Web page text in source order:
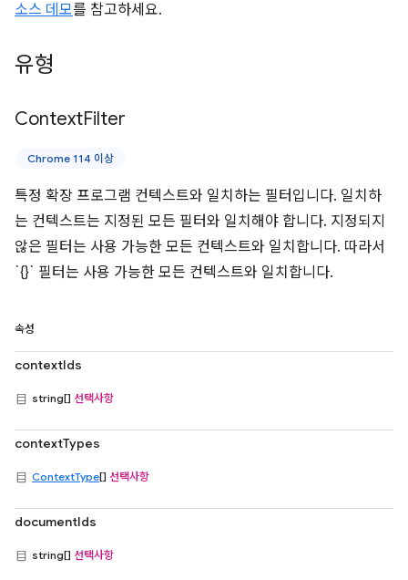
소스 데모를 참고하세요.
유형
ContextFilter
Chrome 114 이상
특정 확장 프로그램 컨텍스트와 일치하는 필터입니다. 일치하
는 컨텍스트는 지정된 모든 필터와 일치해야 합니다. 지정되지
않은 필터는 사용 가능한 모든 컨텍스트와 일치합니다. 따라서
`{}` 필터는 사용 가능한 모든 컨텍스트와 일치합니다.
속성
contextIds
string[] 선택사항
contextTypes
ContextType[] 선택사항
documentIds
string[] 선택사항